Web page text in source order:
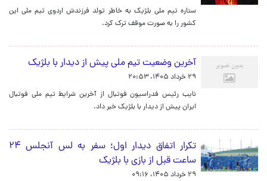
ستاره تیم ملی بلژیک به خاطر تولد فرزندش اردوی تیم ملی این
کشور را به صورت موقف ترک کرد.
آخرین وضعیت تیم ملی پیش از دیدار با بلژیک
۲۹ خرداد ۱۴۰۵، ۲۰:۵۳
نایب رئیس فدراسیون فوتبال از آخرین شرایط تیم ملی فوتبال
ایران پیش از دیدار با بلژیک خبر داد.
تکرار اتفاق دیدار اول؛ سفر به لس آنجلس ۲۴
ساعت قبل از بازی با بلژیک
۲۹ خرداد ۱۴۰۵، ۰۹:۱۶